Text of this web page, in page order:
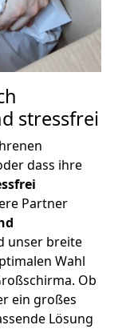
stressfrei
dass ihre
Partner
unser breite
Wahl
Ob
ein großes
Lösung